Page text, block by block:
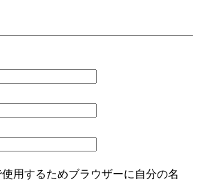
用するためブラウザーに自分の名